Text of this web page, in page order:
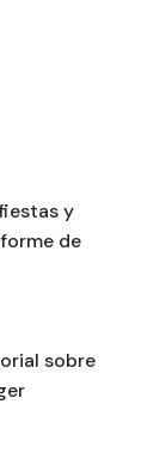
y
de
sobre